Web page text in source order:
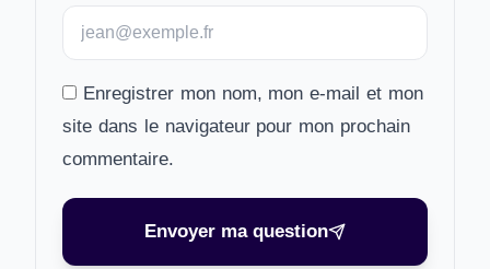
Enregistrer mon nom, mon e-mail et mon
site dans le navigateur pour mon prochain
commentaire.
Envoyer ma question